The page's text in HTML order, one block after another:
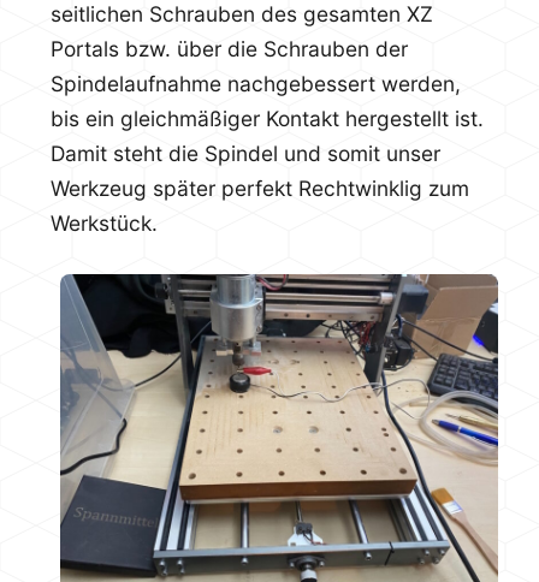
seitlichen Schrauben des gesamten XZ
Portals bzw. über die Schrauben der
Spindelaufnahme nachgebessert werden,
bis ein gleichmäßiger Kontakt hergestellt ist.
Damit steht die Spindel und somit unser
Werkzeug später perfekt Rechtwinklig zum
Werkstück.